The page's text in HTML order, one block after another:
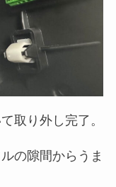
取り外し完了。
の隙間からうま